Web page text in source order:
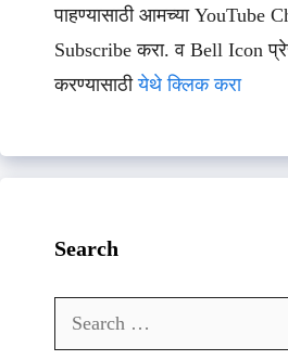
पाहण्यासाठी आमच्या YouTube
Subscribe करा. व Bell Icon
करण्यासाठीयेथे क्लिक करा
Search
Search
for: